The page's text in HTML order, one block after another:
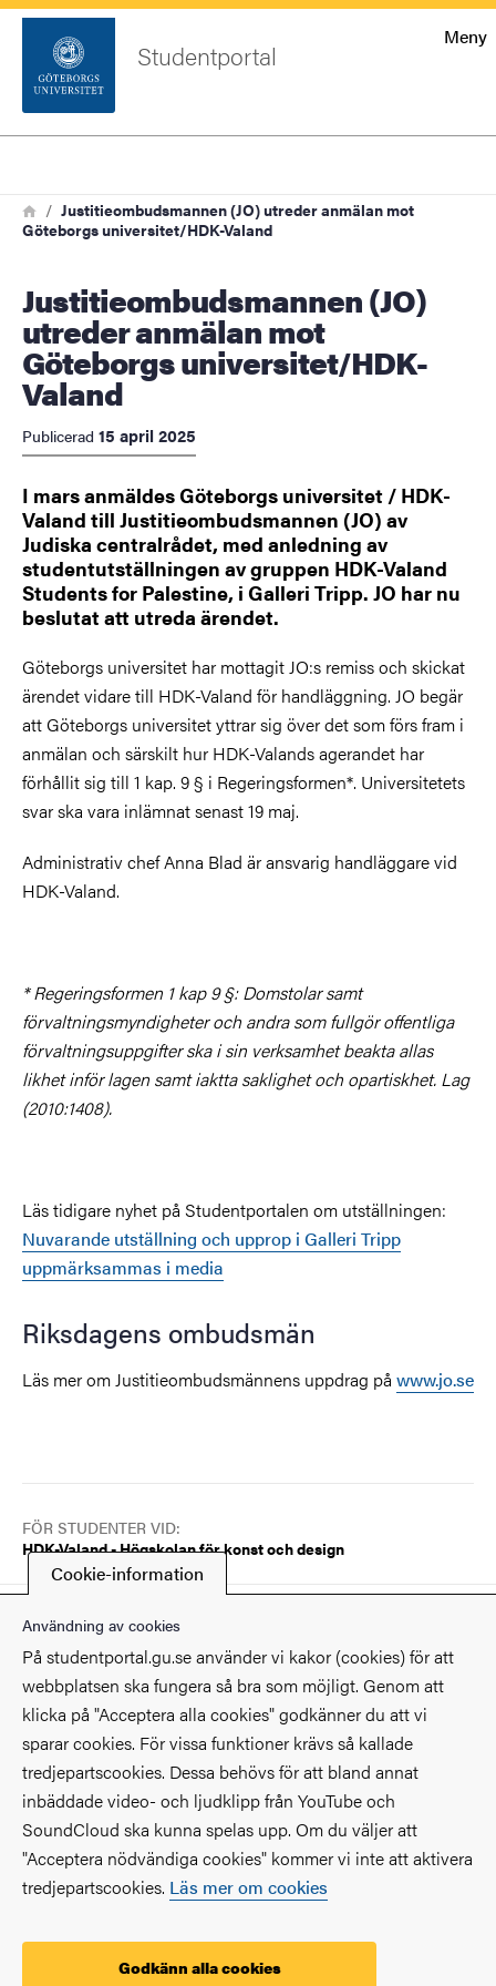
Sök
Meny
Studentportal
in
Länkstig
HemJustitieombudsmannen (JO) utreder anmälan mot
Göteborgs universitet/HDK-Valand
Justitieombudsmannen (JO)
utreder anmälan mot
Göteborgs universitet/HDK-
Valand
Publicerad 15 april 2025
I mars anmäldes Göteborgs universitet / HDK-
Valand till Justitieombudsmannen (JO) av
Judiska centralrådet, med anledning av
studentutställningen av gruppen HDK-Valand
Students for Palestine, i Galleri Tripp. JO har nu
beslutat att utreda ärendet.
Göteborgs universitet har mottagit JO:s remiss och skickat
ärendet vidare till HDK-Valand för handläggning. JO begär
att Göteborgs universitet yttrar sig över det som förs fram i
anmälan och särskilt hur HDK-Valands agerandet har
förhållit sig till 1 kap. 9 § i Regeringsformen*. Universitetets
svar ska vara inlämnat senast 19 maj.
Administrativ chef Anna Blad är ansvarig handläggare vid
HDK-Valand.
* Regeringsformen 1 kap 9 §:Domstolar samt
förvaltningsmyndigheter och andra som fullgör offentliga
förvaltningsuppgifter ska i sin verksamhet beakta allas
likhet inför lagen samt iaktta saklighet och opartiskhet. Lag
(2010:1408).
Läs tidigare nyhet på Studentportalen om utställningen:
Nuvarande utställning och upprop i Galleri Tripp
uppmärksammas i media
Riksdagens ombudsmän
Läs mer om Justitieombudsmännens uppdrag på www.jo.se
FÖR STUDENTER VID:
HDK-Valand - Högskolan för konst och design
Cookie-information
Användning av cookies
På studentportal.gu.se använder vi kakor (cookies) för att
webbplatsen ska fungera så bra som möjligt. Genom att
klicka på "Acceptera alla cookies" godkänner du att vi
sparar cookies. För vissa funktioner krävs så kallade
tredjepartscookies. Dessa behövs för att bland annat
inbäddade video- och ljudklipp från YouTube och
SoundCloud ska kunna spelas upp. Om du väljer att
"Acceptera nödvändiga cookies" kommer vi inte att aktivera
tredjepartscookies. Läs mer om cookies
Godkänn alla cookies
Kontakt
Hitta på universitetet
Fakulteter och institutioner
Säkerhet på universitetet